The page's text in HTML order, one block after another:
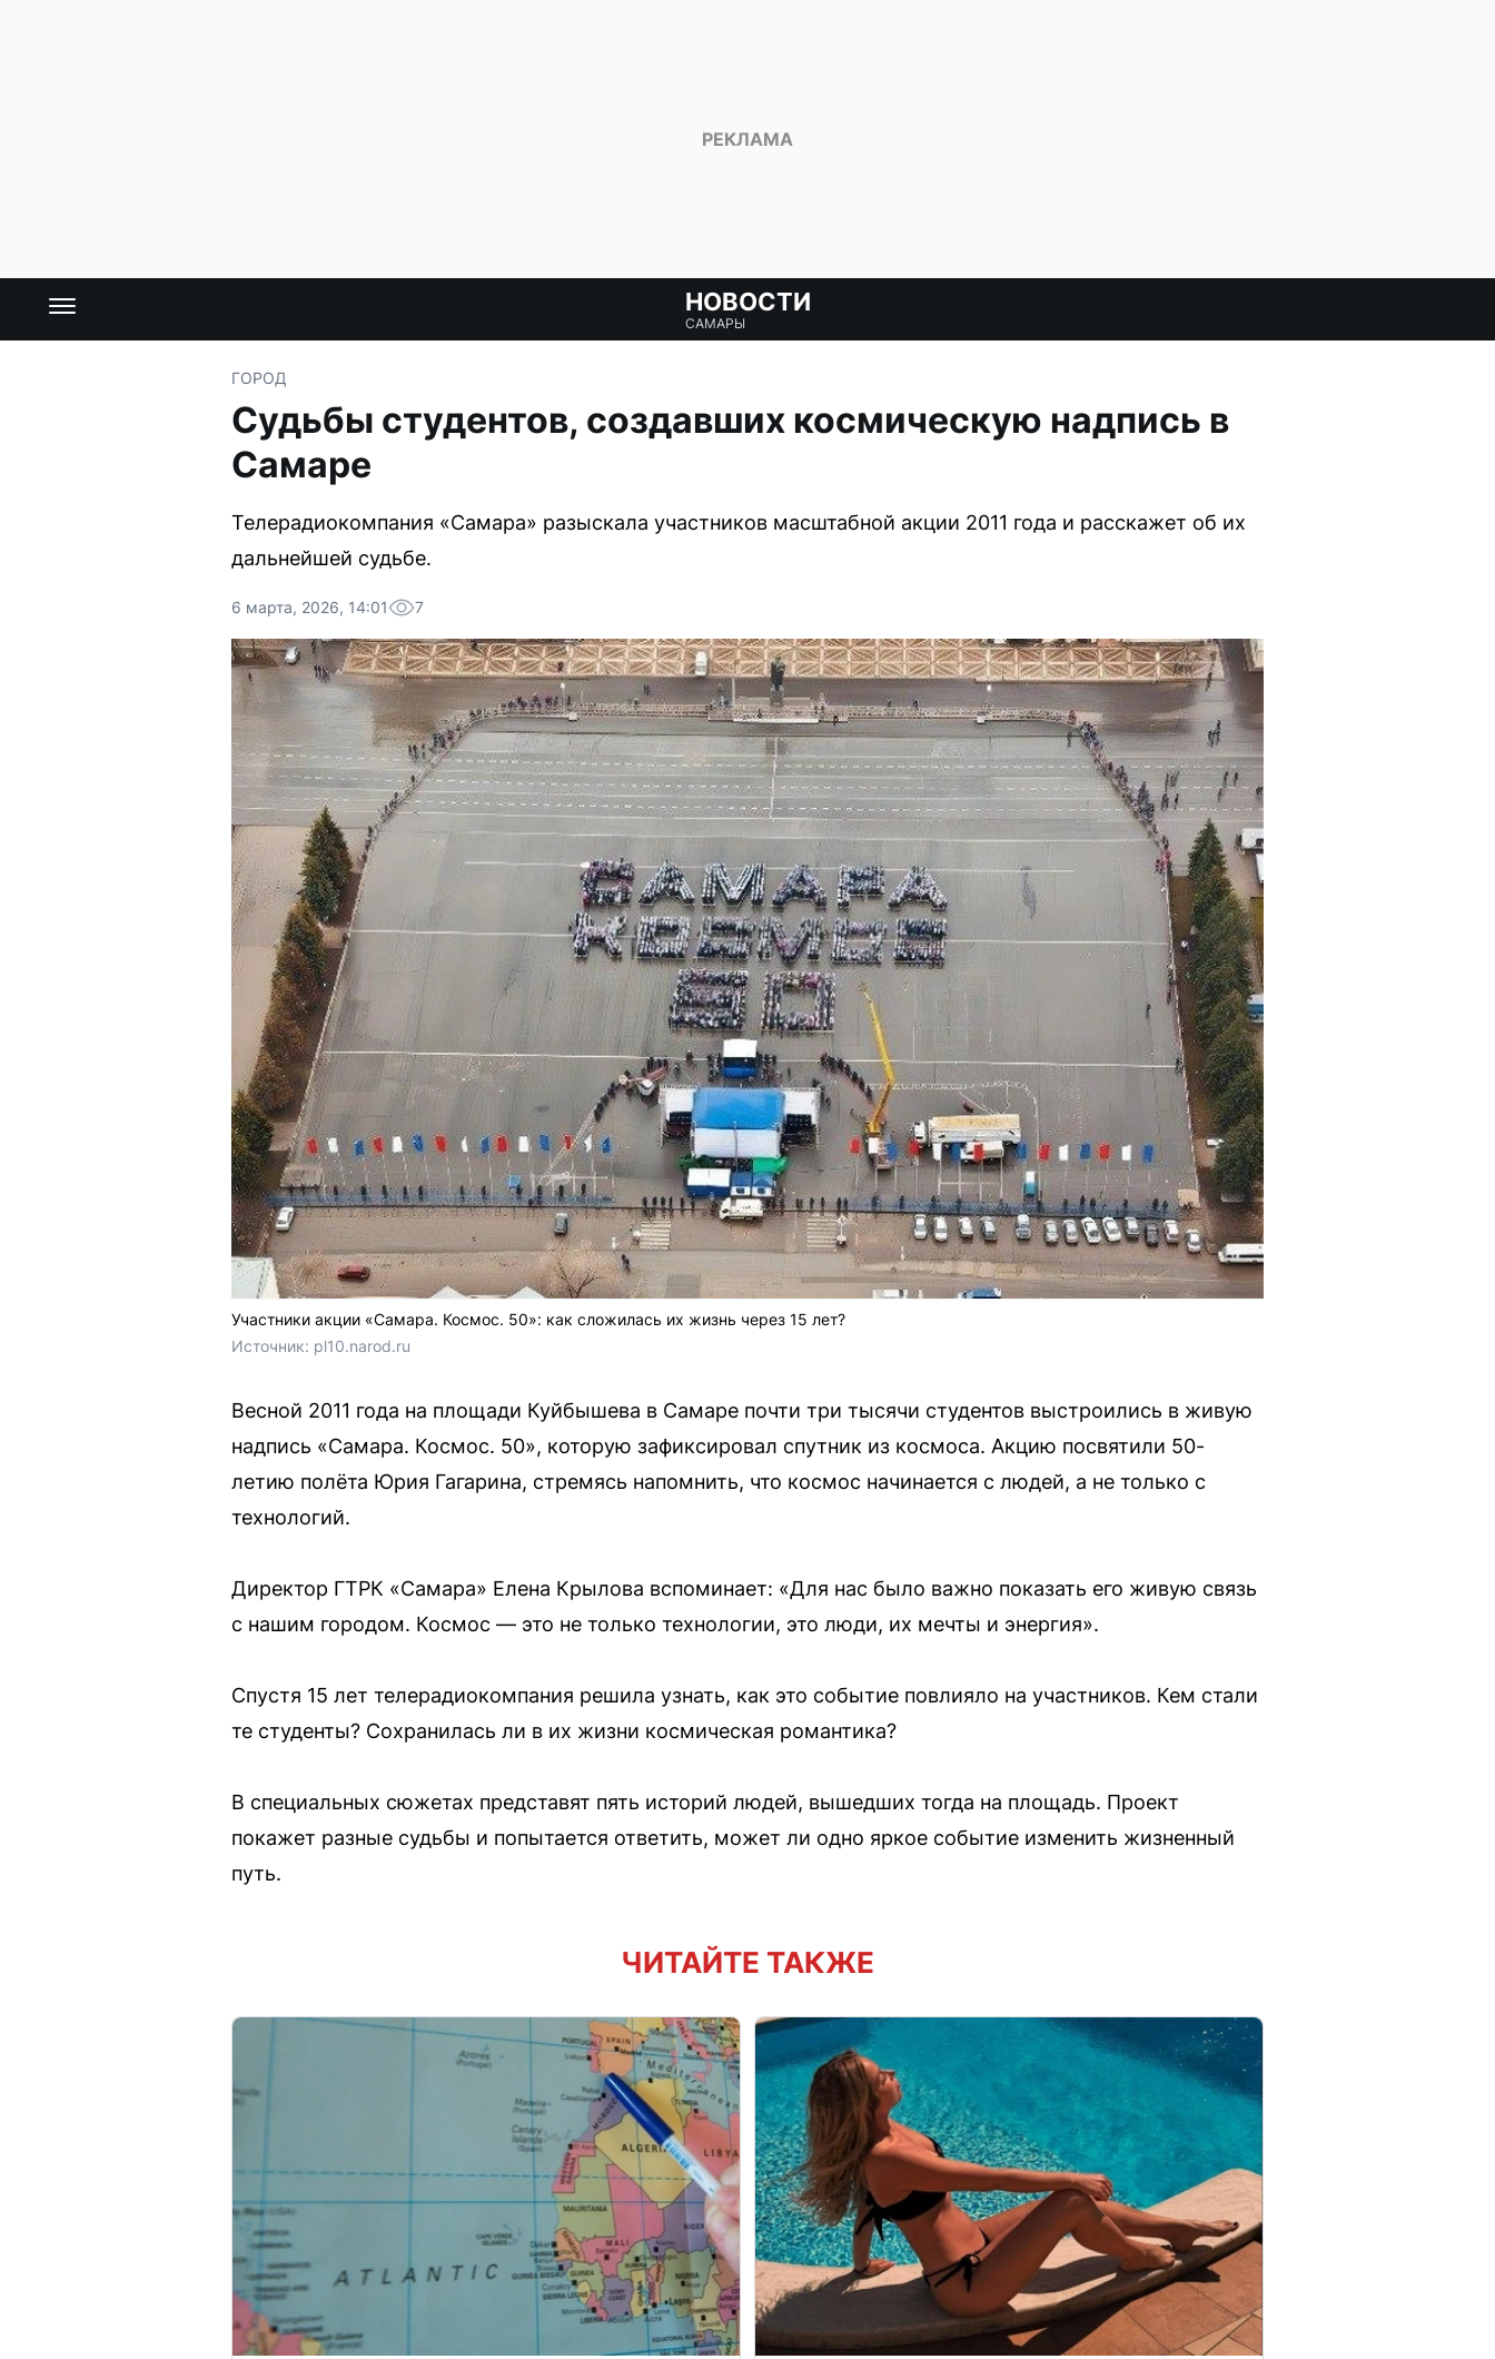
НОВОСТИ
САМАРЫ
ГОРОД
Судьбы студентов, создавших космическую надпись в
Самаре
Телерадиокомпания «Самара» разыскала участников масштабной акции 2011 года и расскажет об их
дальнейшей судьбе.
6 марта, 2026, 14:01 7
Участники акции «Самара. Космос. 50»: как сложилась их жизнь через 15 лет?
Источник: pl10.narod.ru
Весной 2011 года на площади Куйбышева в Самаре почти три тысячи студентов выстроились в живую
надпись «Самара. Космос. 50», которую зафиксировал спутник из космоса. Акцию посвятили 50-
летию полёта Юрия Гагарина, стремясь напомнить, что космос начинается с людей, а не только с
технологий.
Директор ГТРК «Самара» Елена Крылова вспоминает: «Для нас было важно показать его живую связь
с нашим городом. Космос — это не только технологии, это люди, их мечты и энергия».
Спустя 15 лет телерадиокомпания решила узнать, как это событие повлияло на участников. Кем стали
те студенты? Сохранилась ли в их жизни космическая романтика?
В специальных сюжетах представят пять историй людей, вышедших тогда на площадь. Проект
покажет разные судьбы и попытается ответить, может ли одно яркое событие изменить жизненный
путь.
ЧИТАЙТЕ ТАКЖЕ